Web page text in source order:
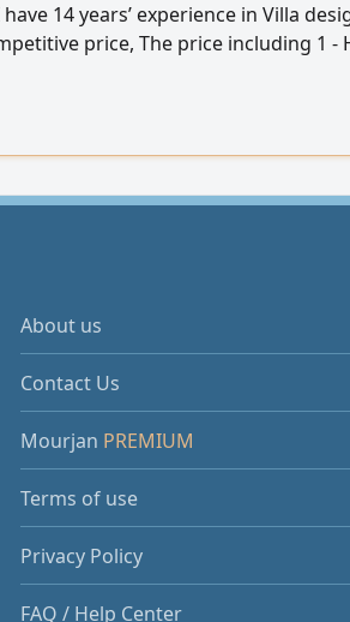
have 14 years’ experience in Villa
price, The price including 1 -
About us
Contact Us
Mourjan PREMIUM
Terms of use
Privacy Policy
FAQ / Help Center